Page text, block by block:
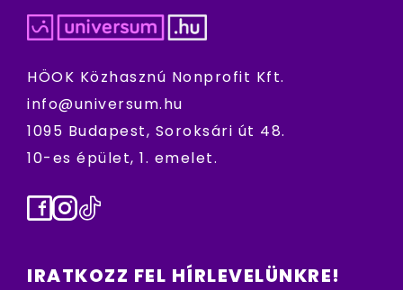
HÖOK Közhasznú Nonprofit Kft.
info@universum.hu
1095 Budapest, Soroksári út 48.
10-es épület, 1. emelet.
Facebook
Instagram
TikTok
IRATKOZZ FEL HÍRLEVELÜNKRE!